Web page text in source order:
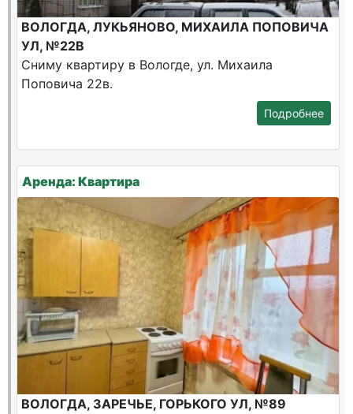
ВОЛОГДА, ЛУКЬЯНОВО, МИХАИЛА ПОПОВИЧА
УЛ, №22В
Сниму квартиру в Вологде, ул. Михаила
Поповича 22в.
Подробнее
Аренда: Квартира
ВОЛОГДА, ЗАРЕЧЬЕ, ГОРЬКОГО УЛ, №89